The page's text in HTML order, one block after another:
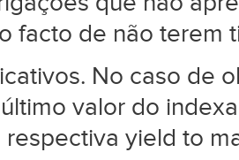
facto de não terem
No caso de
valor do
yield to